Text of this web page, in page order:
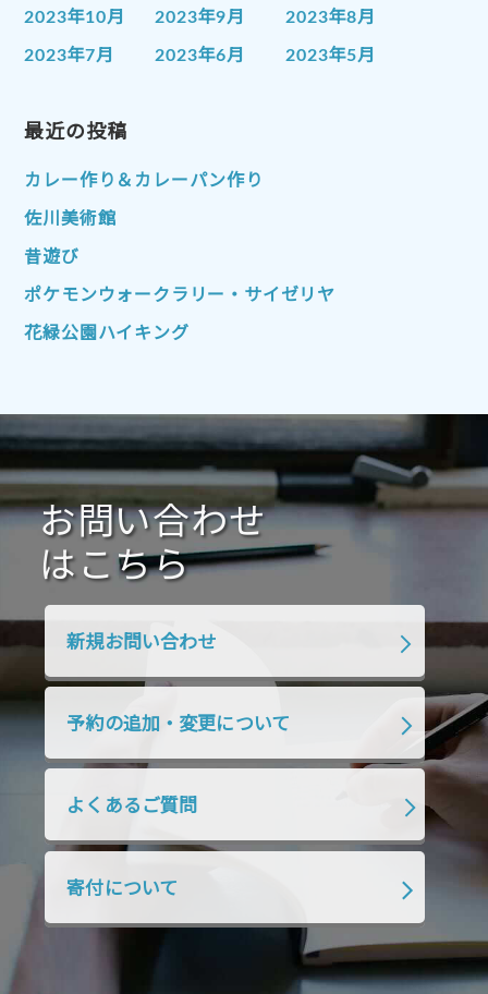
2023年10月 2023年9月 2023年8月
2023年7月 2023年6月 2023年5月
2023年1月
2022年10月 2022年9月
2022年7月
2022年4月
2022年1月 2021年12月 2021年11月
2021年10月 2021年9月
2021年1月 2020年12月 2020年11月
2020年10月 2020年9月 2020年8月
2020年7月 2020年6月 2020年5月
2020年4月 2020年3月 2020年2月
2019年10月 2019年9月
2019年4月
2018年7月 2018年6月
2018年4月 2018年3月 2018年2月
2018年1月 2017年12月
2017年10月 2017年9月 2017年8月
2017年5月
最近の投稿
カレー作り＆カレーパン作り
佐川美術館
昔遊び
ポケモンウォークラリー・サイゼリヤ
花緑公園ハイキング
お問い合わせ
はこちら
新規お問い合わせ
予約の追加・変更について
よくあるご質問
寄付について